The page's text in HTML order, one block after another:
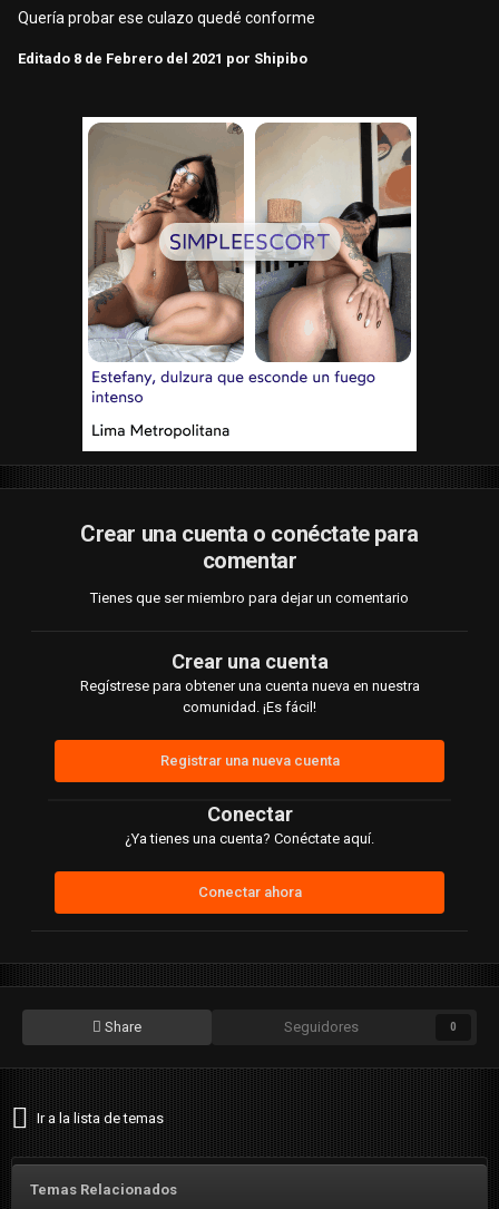
Quería probar ese culazo quedé conforme
Editado 8 de Febrero del 2021 por Shipibo
Crear una cuenta o conéctate para
comentar
Tienes que ser miembro para dejar un comentario
Crear una cuenta
Regístrese para obtener una cuenta nueva en nuestra
comunidad. ¡Es fácil!
Registrar una nueva cuenta
Conectar
¿Ya tienes una cuenta? Conéctate aquí.
Conectar ahora
Share Seguidores 0
Ir a la lista de temas
Temas Relacionados